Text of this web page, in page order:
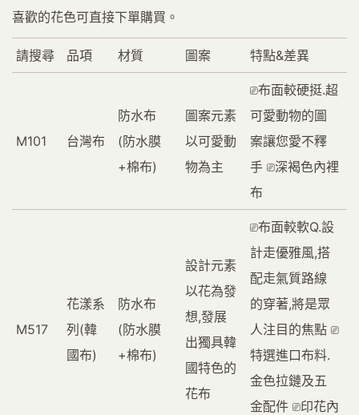
喜歡的花色可直接下單購買。
請搜尋 品項 材質 圖案 特點&差異
M101 台灣布
防水布
(防水膜
+棉布)
圖案元素
以可愛動
物為主
⎚布面較硬挺.超
可愛動物的圖
案讓您愛不釋
手 ⎚深褐色內裡
布
M517
花漾系
列(韓
國布)
防水布
(防水膜
+棉布)
設計元素
以花為發
想,發展
出獨具韓
國特色的
花布
⎚布面較軟Q.設
計走優雅風,搭
配走氣質路線
的穿著,將是眾
人注目的焦點 ⎚
特選進口布料.
金色拉鏈及五
金配件 ⎚印花內